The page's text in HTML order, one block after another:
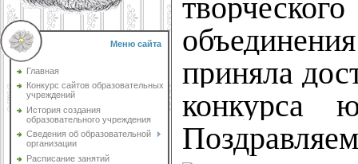
Меню сайта
Главная
Конкурс сайтов образовательных
учреждений
История создания
образовательного учреждения
Сведения об образовательной
организации
Расписание занятий
приняла
конкурса